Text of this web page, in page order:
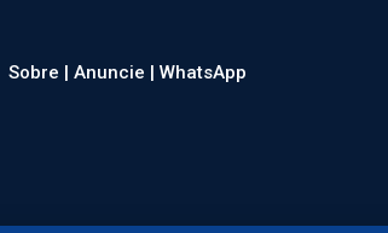
Sobre |Anuncie |WhatsApp